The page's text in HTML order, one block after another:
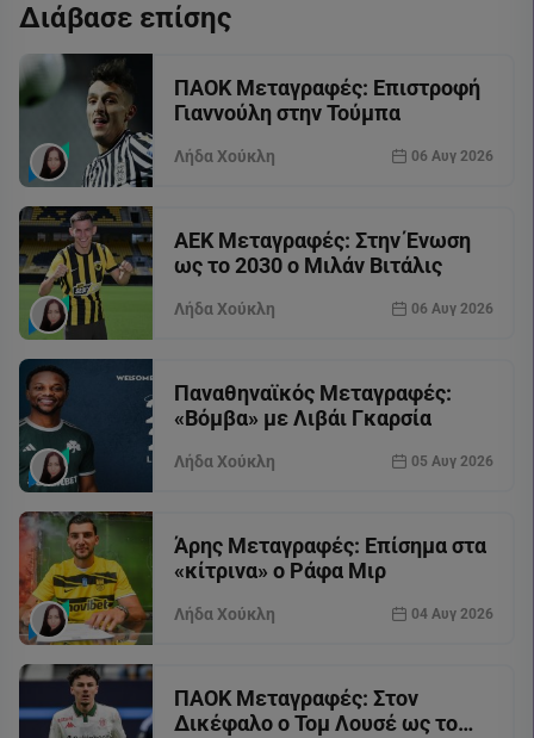
Διάβασε επίσης
ΠΑΟΚ Μεταγραφές: Επιστροφή
Γιαννούλη στην Τούμπα
Λήδα Χούκλη 06 Αυγ 2026
ΑΕΚ Μεταγραφές: Στην Ένωση
ως το 2030 ο Μιλάν Βιτάλις
Λήδα Χούκλη 06 Αυγ 2026
Παναθηναϊκός Μεταγραφές:
«Βόμβα» με Λιβάι Γκαρσία
Λήδα Χούκλη 05 Αυγ 2026
Άρης Μεταγραφές: Επίσημα στα
«κίτρινα» ο Ράφα Μιρ
Λήδα Χούκλη 04 Αυγ 2026
ΠΑΟΚ Μεταγραφές: Στον
Δικέφαλο ο Τομ Λουσέ ως το